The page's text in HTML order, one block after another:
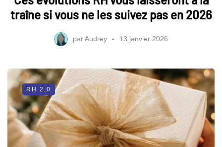
traîne si vous ne les suivez pas en 2026
parAudrey 13 janvier 2026
RH 2.0